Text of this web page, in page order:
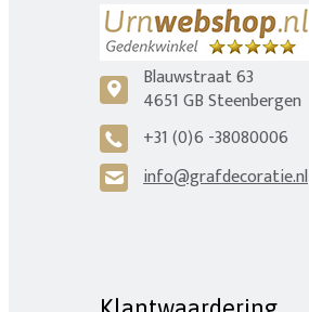
c
Blauwstraat 63
4651 GB Steenbergen
A +31 (0)6 -38080006
H info@grafdecoratie.nl